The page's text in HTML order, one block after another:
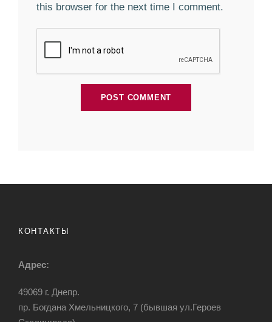
this browser for the next time I comment.
КОНТАКТЫ
Адрес:
49069 г. Днепр.
пр. Богдана Хмельницкого, 7 (бывшая ул.Героев